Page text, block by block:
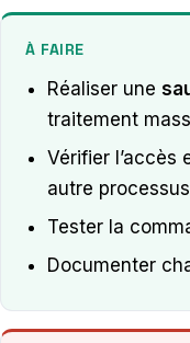
À FAIRE
Réaliser une
traitement
Vérifier l’accès
autre
Tester la
Documenter